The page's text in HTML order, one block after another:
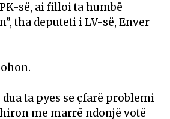
së, ai filloi ta humbë
tha deputeti i LV-së, Enver
ta pyes se çfarë problemi
me marrë ndonjë votë